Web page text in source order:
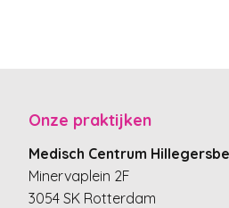
Onze praktijken
Medisch Centrum
Minervaplein 2F
3054 SK Rotterdam